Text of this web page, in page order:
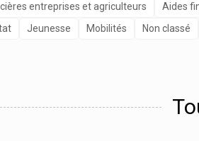
entreprises et agriculteurs Aides
Jeunesse Mobilités Non classé